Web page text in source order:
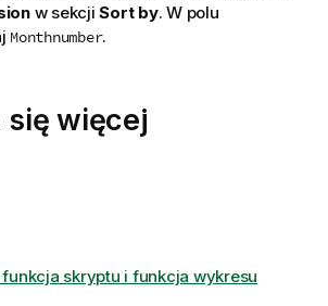
w sekcjiSort by. W polu
Monthnumber.
się więcej
skryptu i funkcja wykresu